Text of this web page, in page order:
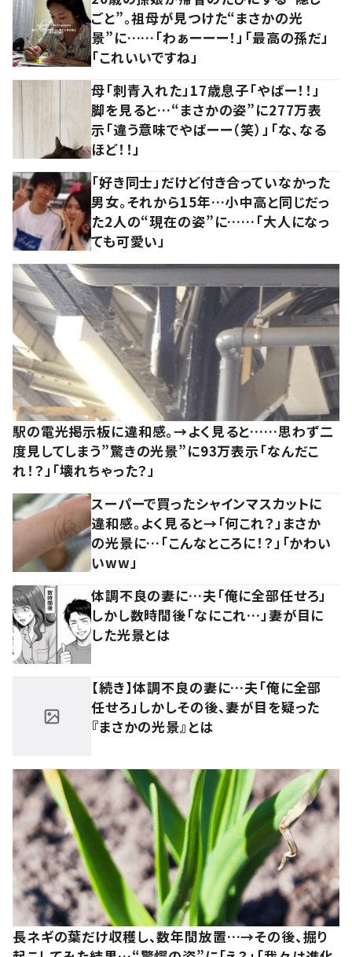
ごと”。祖母が見つけた“まさかの光
景”に……「わぁーーー！」「最高の孫だ」
「これいいですね」
母「刺青入れた」17歳息子「やばー！！」
脚を見ると…“まさかの姿”に277万表
示「違う意味でやばーー（笑）」「な、なる
ほど！！」
「好き同士」だけど付き合っていなかった
男女。それから15年…小中高と同じだっ
た2人の“現在の姿”に……「大人になっ
ても可愛い」
駅の電光掲示板に違和感。→よく見ると……思わず二
度見してしまう”驚きの光景”に93万表示「なんだこ
れ！？」「壊れちゃった？」
スーパーで買ったシャインマスカットに
違和感。よく見ると→「何これ？」まさか
の光景に…「こんなところに！？」「かわい
いww」
体調不良の妻に…夫「俺に全部任せろ」
しかし数時間後「なにこれ…」妻が目に
した光景とは
【続き】体調不良の妻に…夫「俺に全部
任せろ」しかしその後、妻が目を疑った
『まさかの光景』とは
長ネギの葉だけ収穫し、数年間放置…→その後、掘り